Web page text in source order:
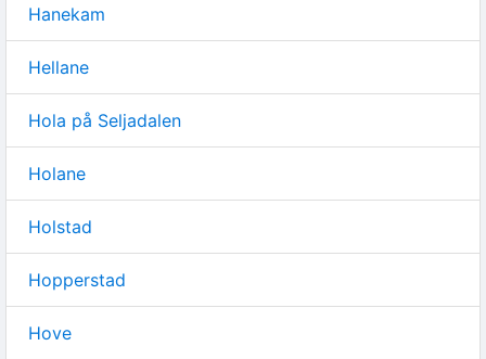
Hanekam
Hellane
Hola på Seljadalen
Holane
Holstad
Hopperstad
Hove